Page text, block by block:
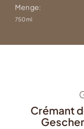
Menge:
750ml
Crémant